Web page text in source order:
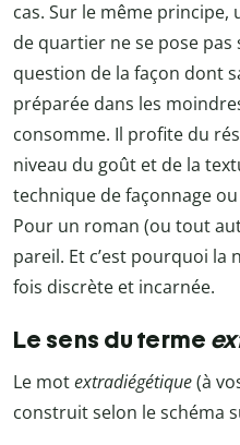
cas. Sur le même principe,
de quartier ne se pose
question de la façon dont
préparée dans les
consomme. Il profite du
niveau du goût et de la
technique de façonnage
Pour un roman (ou tout
pareil. Et c’est pourquoi la
fois discrète et incarnée.
Le sens du terme
Le motextradiégétique(à
construit selon le schéma